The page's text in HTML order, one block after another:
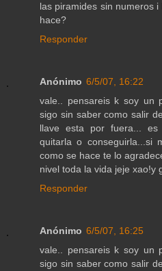
las piramides sin numeros
hace?
Responder
Anónimo 6/5/07, 16:22
vale.. pensareis k soy un
sigo sin saber como salir
llave esta por fuera...
quitarla o conseguirla...si
como se hace te lo
nivel toda la vida jeje xao!y
Responder
Anónimo 6/5/07, 16:25
vale.. pensareis k soy un
sigo sin saber como salir